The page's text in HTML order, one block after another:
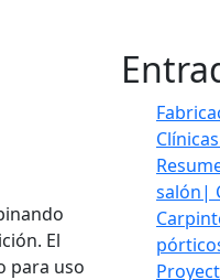
El
para uso
salón|